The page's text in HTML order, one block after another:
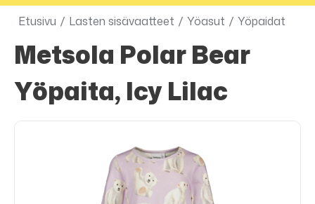
Etusivu / Lasten sisävaatteet / Yöasut / Yöpaidat
Metsola Polar Bear
Yöpaita, Icy Lilac